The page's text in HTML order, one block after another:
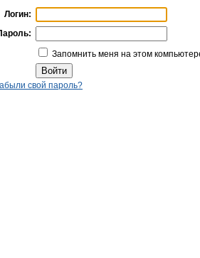
Логин:
Запомнить меня на этом
свой пароль?